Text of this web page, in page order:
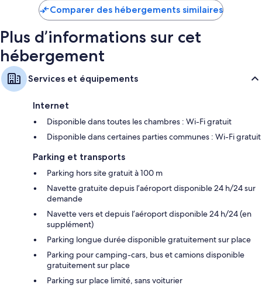
de
Comparer des hébergements similaires
Plus d’informations sur cet
hébergement
Services et équipements
Internet
Disponible dans toutes les chambres : Wi-Fi gratuit
Disponible dans certaines parties communes : Wi-Fi gratuit
Parking et transports
Parking hors site gratuit à 100 m
Navette gratuite depuis l’aéroport disponible 24 h/24 sur
demande
Navette vers et depuis l’aéroport disponible 24 h/24 (en
supplément)
Parking longue durée disponible gratuitement sur place
Parking pour camping-cars, bus et camions disponible
gratuitement sur place
Parking sur place limité, sans voiturier